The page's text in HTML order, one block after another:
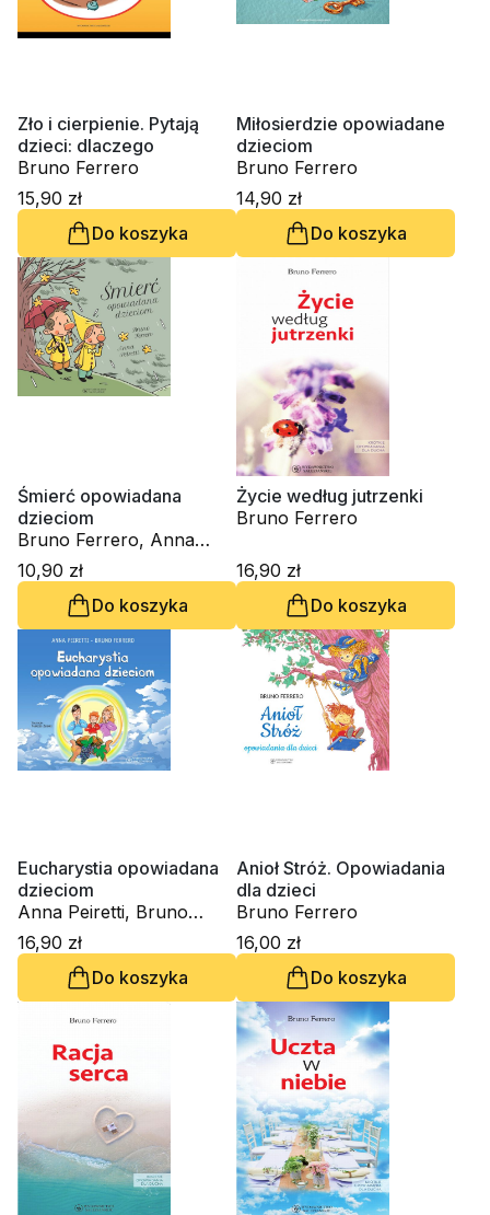
Zło i cierpienie. Pytają
dzieci: dlaczego
Bruno Ferrero
15,90 zł
Do koszyka
Miłosierdzie opowiadane
dzieciom
Bruno Ferrero
14,90 zł
Do koszyka
Śmierć opowiadana
dzieciom
Bruno Ferrero, Anna
Peiretti
10,90 zł
Do koszyka
Życie według jutrzenki
Bruno Ferrero
16,90 zł
Do koszyka
Eucharystia opowiadana
dzieciom
Anna Peiretti, Bruno
Ferrero
16,90 zł
Do koszyka
Anioł Stróż. Opowiadania
dla dzieci
Bruno Ferrero
16,00 zł
Do koszyka